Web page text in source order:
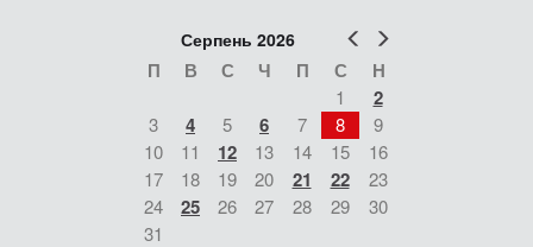
Попер
Серпень 2026
П В С Ч П С Н
1 2
3 4 5 6 7 8
9
10
11 12 13 14 15
16
17
18 19 20 21 22
23
24
25 26 27 28 29
30
31